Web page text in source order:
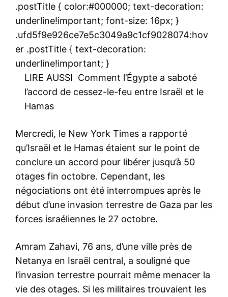
.postTitle { color:#000000; text-decoration:
underline!important; font-size: 16px; }
.ufd5f9e926ce7e5c3049a9c1cf9028074:hov
er .postTitle { text-decoration:
underline!important; }
LIRE AUSSI Comment l’Égypte a saboté
l’accord de cessez-le-feu entre Israël et le
Hamas
Mercredi, le New York Times a rapporté
qu’Israël et le Hamas étaient sur le point de
conclure un accord pour libérer jusqu’à 50
otages fin octobre. Cependant, les
négociations ont été interrompues après le
début d’une invasion terrestre de Gaza par les
forces israéliennes le 27 octobre.
Amram Zahavi, 76 ans, d’une ville près de
Netanya en Israël central, a souligné que
l’invasion terrestre pourrait même menacer la
vie des otages. Si les militaires trouvaient les